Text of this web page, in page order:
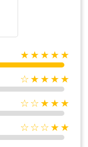
★★★★★
★★★★☆
★★★☆☆
★★☆☆☆